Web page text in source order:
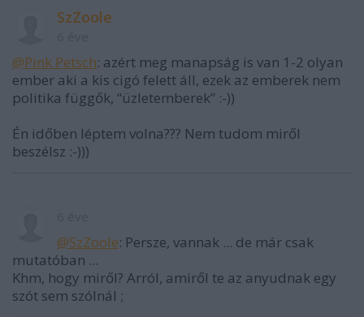
SzZoole
@Pink Petsch: azért meg manapság is van 1-2 olyan
ember aki a kis cigó felett áll, ezek az emberek nem
politika függők, “üzletemberek” :-))
Én időben léptem volna??? Nem tudom miről
beszélsz :-)))
@SzZoole: Persze, vannak ... de már csak
mutatóban ...
Khm, hogy miről? Arról, amiről te az anyudnak egy
szót sem szólnál ;